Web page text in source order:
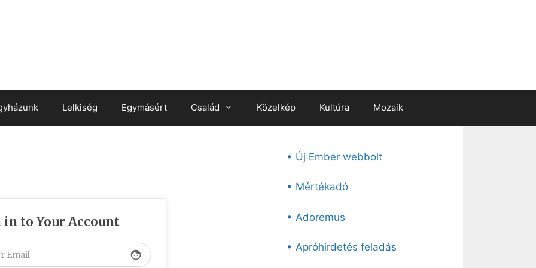
Lelkiség Egymásért Család Közelkép Kultúra Mozaik
in to Your Account
face
• Új Ember webbolt
• Mértékadó
• Adoremus
• Apróhirdetés feladás